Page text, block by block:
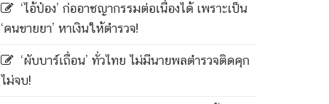
‘ไอ้ป๋อง’ ก่ออาชญากรรมต่อเนื่องได้ เพราะเป็น
‘คนขายยา’ หาเงินให้ตำรวจ!
‘ผับบาร์เถื่อน’ ทั่วไทย ไม่มีนายพลตำรวจติดคุก
ไม่จบ!